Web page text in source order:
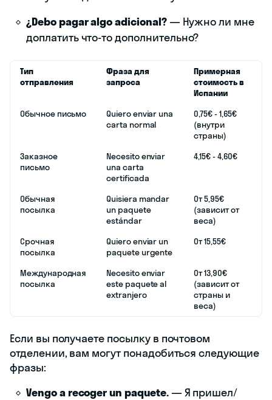
¿Debo pagar algo adicional?— Нужно ли мне
доплатить что-то дополнительно?
Тип
отправления
Фраза для
запроса
Примерная
стоимость в
Испании
Обычное письмо
Quiero enviar una
carta normal
0,75€ - 1,65€
(внутри
страны)
Заказное
письмо
Necesito enviar
una carta
certificada
4,15€ - 4,60€
Обычная
посылка
Quisiera mandar
un paquete
estándar
От 5,95€
(зависит от
веса)
Срочная
посылка
Quiero enviar un
paquete urgente
От 15,55€
Международная
посылка
Necesito enviar
este paquete al
extranjero
От 13,90€
(зависит от
страны и
веса)
Если вы получаете посылку в почтовом
отделении, вам могут понадобиться следующие
фразы:
Vengo a recoger un paquete.— Я пришел/